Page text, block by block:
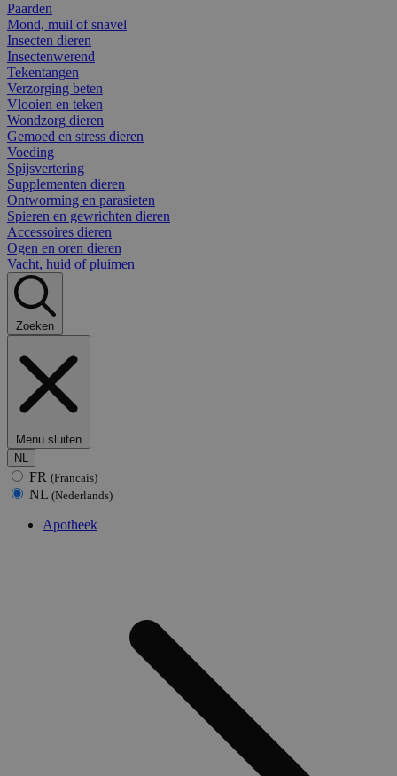
Paarden
Mond, muil of snavel
Insecten dieren
Insectenwerend
Tekentangen
Verzorging beten
Vlooien en teken
Wondzorg dieren
Gemoed en stress dieren
Voeding
Spijsvertering
Supplementen dieren
Ontworming en parasieten
Spieren en gewrichten dieren
Accessoires dieren
Ogen en oren dieren
Vacht, huid of pluimen
Zoeken
Menu sluiten
NL
FR (Francais)
NL (Nederlands)
Apotheek